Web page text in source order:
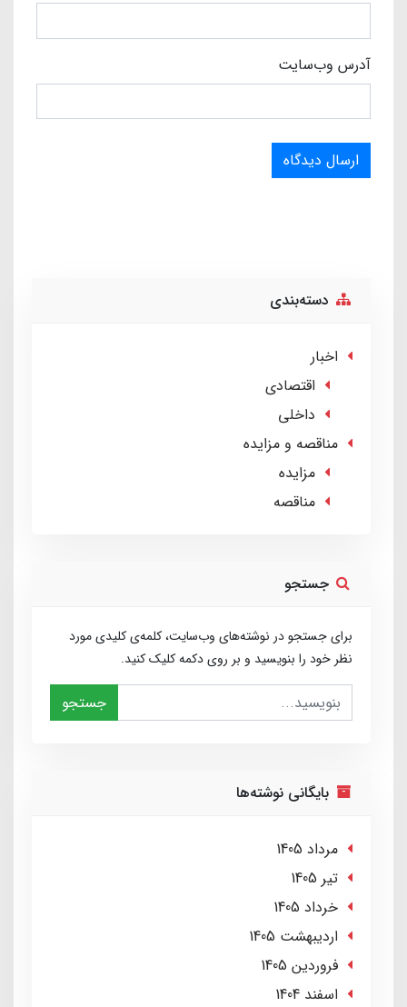
آدرس وب‌سایت
ارسال دیدگاه
دسته‌بندی
اخبار
اقتصادی
داخلی
مناقصه و مزایده
مزایده
مناقصه
جستجو
برای جستجو در نوشته‌های وب‌سایت، کلمه‌ی کلیدی مورد
نظر خود را بنویسید و بر روی دکمه کلیک کنید.
جستجو
بایگانی نوشته‌ها
مرداد 1405
تير 1405
خرداد 1405
ارديبهشت 1405
فروردین 1405
اسفند 1404